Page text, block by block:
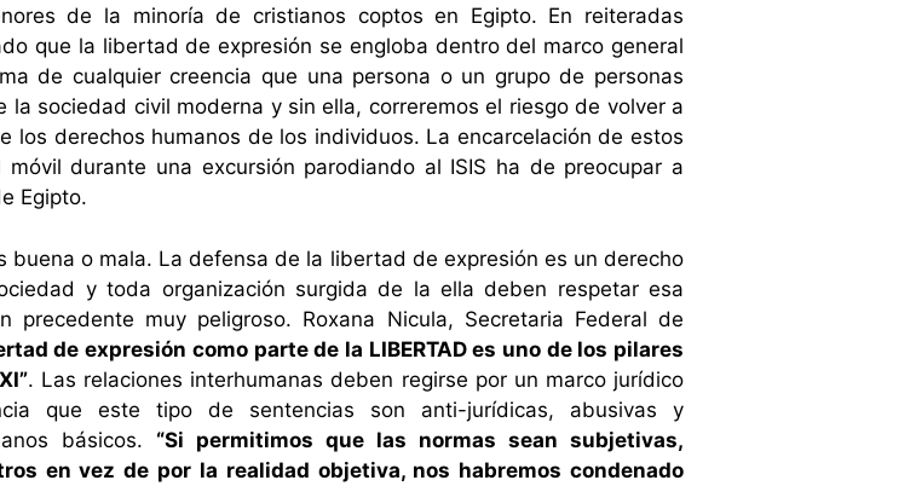
de la minoría de cristianos coptos en Egipto. En reiteradas
que la libertad de expresión se engloba dentro del marco general
de cualquier creencia que una persona o un grupo de personas
sociedad civil moderna y sin ella, correremos el riesgo de volver a
los derechos humanos de los individuos. La encarcelación de estos
durante una excursión parodiando al ISIS ha de preocupar a
Egipto.
buena o mala. La defensa de la libertad de expresión es un derecho
y toda organización surgida de la ella deben respetar esa
muy peligroso. Roxana Nicula, Secretaria Federal de
de expresión como parte de la LIBERTAD es uno de los pilares
. Las relaciones interhumanas deben regirse por un marco jurídico
que este tipo de sentencias son anti-jurídicas, abusivas y
básicos. “Si permitimos que las normas sean subjetivas,
en vez de por la realidad objetiva, nos habremos condenado